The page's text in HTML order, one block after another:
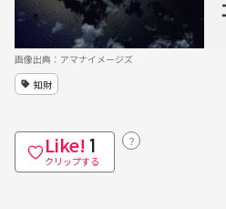
画像出典：アマナイメージズ
知財
Like! 1
クリップする
？